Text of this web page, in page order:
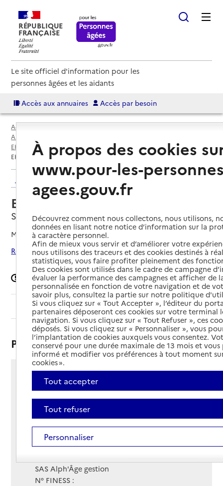
RÉPUBLIQUE
FRANÇAISE
Le site officiel d'information pour les
personnes âgées et les aidants
Accès aux annuaires Accès par besoin
Accueil
Annuaire EHPAD et maisons de retraite
EHPAD par département
Val-de-Marne (94)
Santeny
EHPAD Résidence du parc
Retour aux résultats de l'annuaire
EHPAD Résidence du parc
Santeny, VAL-DE-MARNE
Mis à jour le16/04/2026
Rechercher les établissements autour de Santeny
Signaler une erreur
Sommaire
Présentation
2 rue de la Libération
94440 - Santeny
Voir itinéraire
Téléphone :
Contact
Contact
Site Internet
Site internet
SAS Alph'Âge gestion
N° FINESS :
À propos des cookies
www.pour-les-
agees.gouv.fr
Découvrez comment nous collectons, nous utilisons,
données en lisant notre notice d’information sur la
à caractère personnel.
Afin de mieux vous servir et d’améliorer votre
nous utilisons des traceurs et des cookies destinés à
statistiques, vous faire profiter pleinement des
Des cookies sont utilisés dans le cadre de campagne
évaluer la performance des campagnes et afficher de
personnalisée en fonction de votre navigation et de
savoir plus, consultez la partie sur notre politique
Si vous cliquez sur « Tout Accepter », l’éditeur du
partenaires déposeront ces cookies sur votre terminal
navigation. Si vous cliquez sur « Tout Refuser », ces
déposés. Si vous cliquez sur « Personnaliser », vous
l’implantation de cookies auxquels vous consentez.
conservé pour une durée maximale de 13 mois et
informé et modifier vos préférences à tout moment
cookies ».
Tout accepter
Tout refuser
Personnaliser